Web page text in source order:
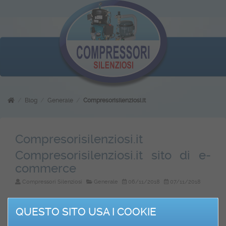
Blog Generale Compresorisilenziosi.it
Compresorisilenziosi.it
Compresorisilenziosi.it sito di e-
commerce
Compressori Silenziosi Generale 06/11/2018 07/11/2018
Compresorisilenziosi.it è un giovane e dinamico sito di e-commerce
specializzato nella vendita di Compressori Silenziosi
QUESTO SITO USA I COOKIE